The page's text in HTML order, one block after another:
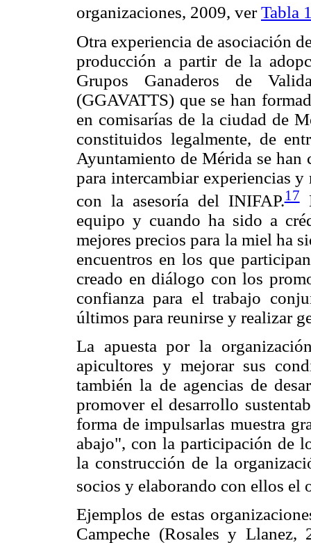
organizaciones, 2009, verTabla
Otra experiencia de asociación
producción a partir de la
Grupos Ganaderos de
(GGAVATTS) que se han
en comisarías de la ciudad de
constituidos legalmente, de
Ayuntamiento de Mérida se han
para intercambiar experiencias
con la asesoría del INIFAP.17
equipo y cuando ha sido a
mejores precios para la miel ha
encuentros en los que
creado en diálogo con los
confianza para el trabajo
últimos para reunirse y realizar
La apuesta por la
apicultores y mejorar sus
también la de agencias de
promover el desarrollo
forma de impulsarlas muestra
abajo", con la participación de
la construcción de la
socios y elaborando con ellos el
Ejemplos de estas
Campeche (Rosales y